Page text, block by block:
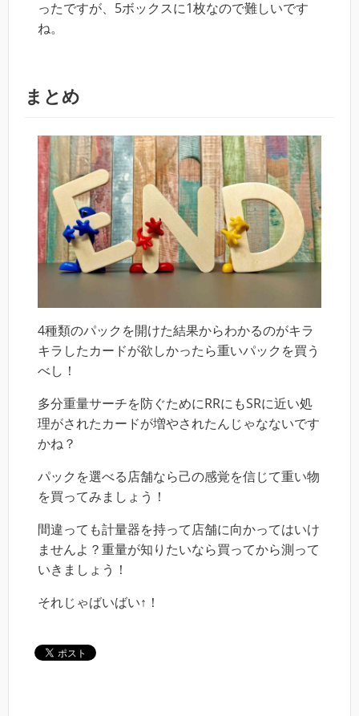
ったですが、5ボックスに1枚なので難しいです
ね。
まとめ
4種類のパックを開けた結果からわかるのがキラ
キラしたカードが欲しかったら重いパックを買う
べし！
多分重量サーチを防ぐためにRRにもSRに近い処
理がされたカードが増やされたんじゃなないです
かね？
パックを選べる店舗なら己の感覚を信じて重い物
を買ってみましょう！
間違っても計量器を持って店舗に向かってはいけ
ませんよ？重量が知りたいなら買ってから測って
いきましょう！
それじゃばいばい↑！